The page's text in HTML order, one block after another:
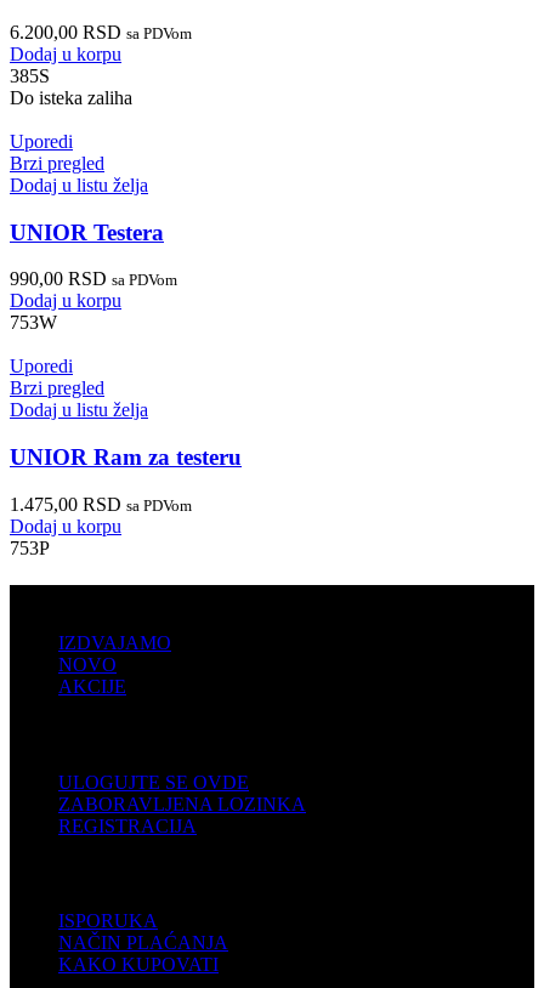
6.200,00 RSD sa PDVom
Dodaj u korpu
385S
Do isteka zaliha
Uporedi
Brzi pregled
Dodaj u listu želja
UNIOR Testera
990,00 RSD sa PDVom
Dodaj u korpu
753W
Uporedi
Brzi pregled
Dodaj u listu želja
UNIOR Ram za testeru
1.475,00 RSD sa PDVom
Dodaj u korpu
753P
IZDVAJAMO
NOVO
AKCIJE
ULOGUJTE SE OVDE
ZABORAVLJENA LOZINKA
REGISTRACIJA
ISPORUKA
NAČIN PLAĆANJA
KAKO KUPOVATI